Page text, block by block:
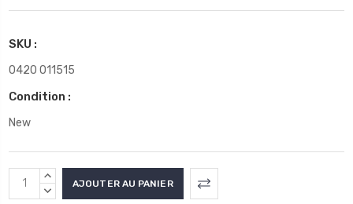
SKU :
0420 011515
Condition :
New
Stock
actuel
AUGMENTER
LA
DIMINUER